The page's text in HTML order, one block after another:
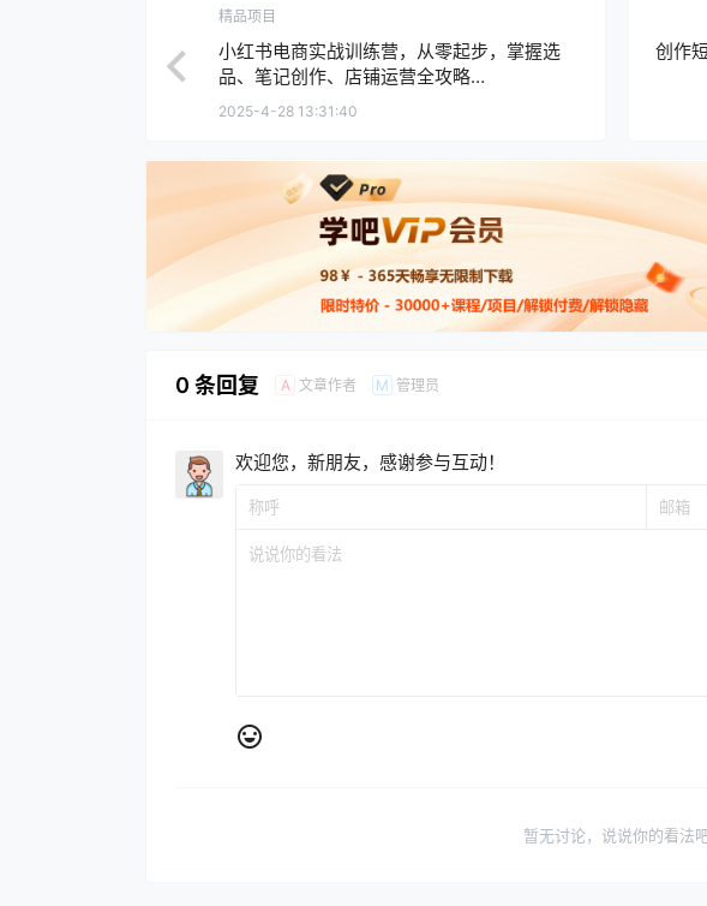
精品项目
小红书电商实战训练营，从零起步，掌握选
品、笔记创作、店铺运营全攻略…
2025-4-28 13:31:40
创作
0 条回复 A 文章作者 M 管理员
欢迎您，新朋友，感谢参与互动！
暂无讨论，说说你的看法